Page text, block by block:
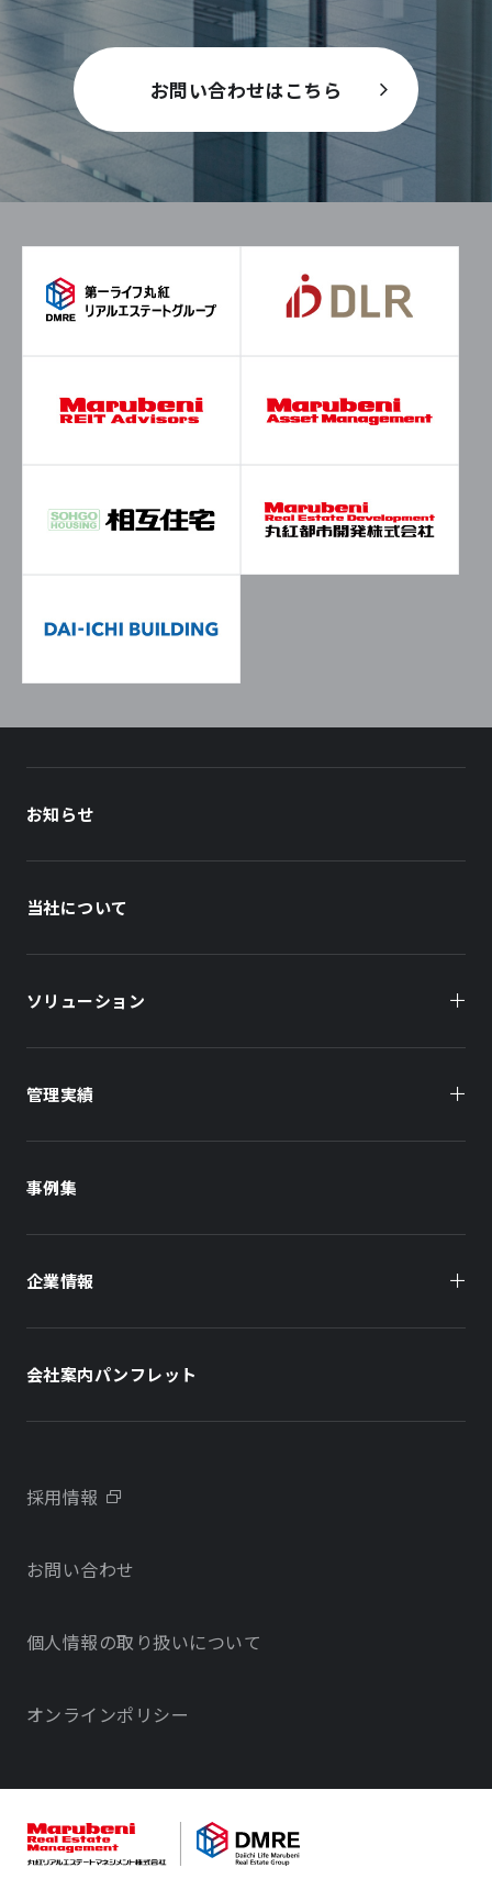
お問い合わせはこちら
お知らせ
当社について
ソリューション
オーナー様向け
オフィスビル
住まい（社宅・賃貸住宅）
学校・教育施設
不動産開発をご検討の方へ
物件をお探しの方向け
オフィス・店舗をお探しの方へ
サービスで探す
不動産コンサルティング
管理実績
住まい（賃貸住宅）
事例集
企業情報
会社案内パンフレット
採用情報
お問い合わせ
個人情報の取り扱いについて
オンラインポリシー